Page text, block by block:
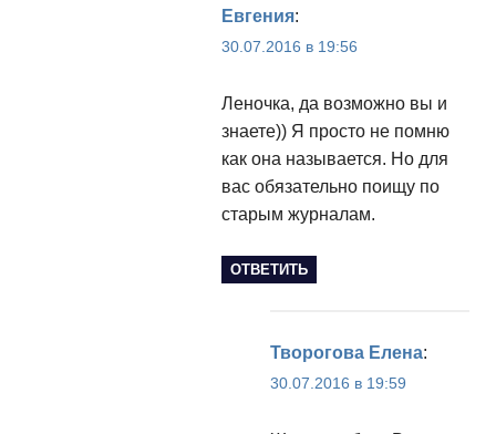
Евгения:
30.07.2016 в 19:56
Леночка, да возможно вы и
знаете)) Я просто не помню
как она называется. Но для
вас обязательно поищу по
старым журналам.
ОТВЕТИТЬ
Творогова Елена:
30.07.2016 в 19:59